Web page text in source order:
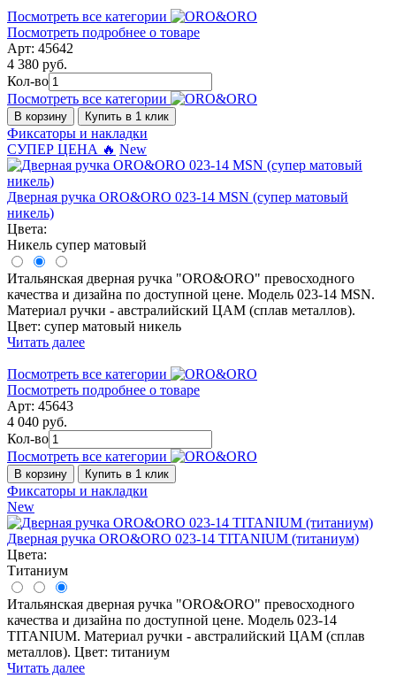
Посмотреть все категории
Посмотреть подробнее о товаре
Арт: 45642
4 380 руб.
Кол-во
Посмотреть все категории
В корзину Купить в 1 клик
Фиксаторы и накладки
СУПЕР ЦЕНА 🔥 New
Дверная ручка ORO&ORO 023-14 MSN (супер матовый
никель)
Цвета:
Никель супер матовый
Итальянская дверная ручка "ORO&ORO" превосходного
качества и дизайна по доступной цене. Модель 023-14 MSN.
Материал ручки - австралийский ЦАМ (сплав металлов).
Цвет: супер матовый никель
Читать далее
Посмотреть все категории
Посмотреть подробнее о товаре
Арт: 45643
4 040 руб.
Кол-во
Посмотреть все категории
В корзину Купить в 1 клик
Фиксаторы и накладки
New
Дверная ручка ORO&ORO 023-14 TITANIUM (титаниум)
Цвета:
Титаниум
Итальянская дверная ручка "ORO&ORO" превосходного
качества и дизайна по доступной цене. Модель 023-14
TITANIUM. Материал ручки - австралийский ЦАМ (сплав
металлов). Цвет: титаниум
Читать далее